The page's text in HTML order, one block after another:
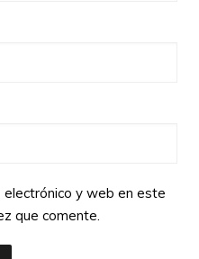
electrónico y web en este
que comente.